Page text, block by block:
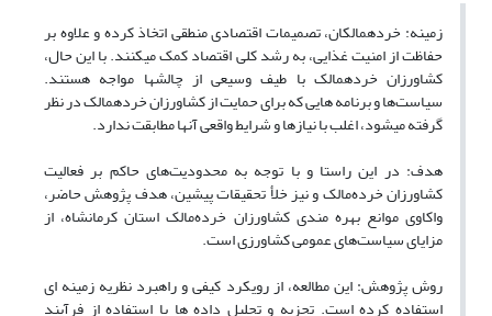
زمینه: خرده‏مالکان، تصمیمات اقتصادی منطقی اتخاذ کرده و علاوه بر
حفاظت از امنیت غذایی، به رشد کلی اقتصاد کمک می‏کنند. با این حال،
کشاورزان خرده‏مالک با طیف وسیعی از چالش‏ها مواجه هستند.
سیاست‌ها و برنامه‏ هایی که برای حمایت از کشاورزان خرده‏مالک در نظر
گرفته می‏شود، اغلب با نیازها و شرایط واقعی آنها مطابقت ندارد.
هدف: در این راستا و با توجه به محدودیت‌های حاکم بر فعالیت
کشاورزان خرده‌مالک و نیز خلأ تحقیقات پیشین، هدف پژوهش حاضر،
واکاوی موانع بهره‏ مندی کشاورزان خرده‌مالک استان کرمانشاه، از
مزایای سیاست‌های عمومی کشاورزی است.
روش پژوهش: این مطالعه، از رویکرد کیفی و راهبرد نظریه زمینه ‏ای
استفاده کرده است. تجزیه و تحلیل داده ‏ها با استفاده از فرآیند